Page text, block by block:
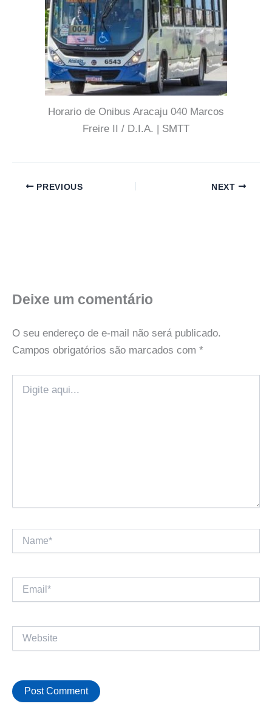
Horario de Onibus Aracaju 040 Marcos
Freire II / D.I.A. | SMTT
PREVIOUS NEXT
Deixe um comentário
O seu endereço de e-mail não será publicado.
Campos obrigatórios são marcados com *
aqui...
Name*
Email*